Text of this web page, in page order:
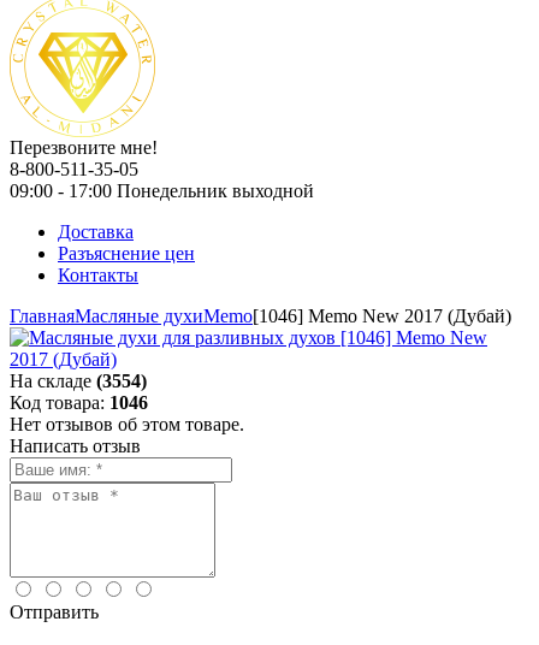
Перезвоните мне!
8-800-511-35-05
09:00 - 17:00 Понедельник выходной
Доставка
Разъяснение цен
Контакты
ГлавнаяМасляные духиMemo[1046] Memo New 2017 (Дубай)
На складе (3554)
Код товара: 1046
Нет отзывов об этом товаре.
Написать отзыв
Отправить